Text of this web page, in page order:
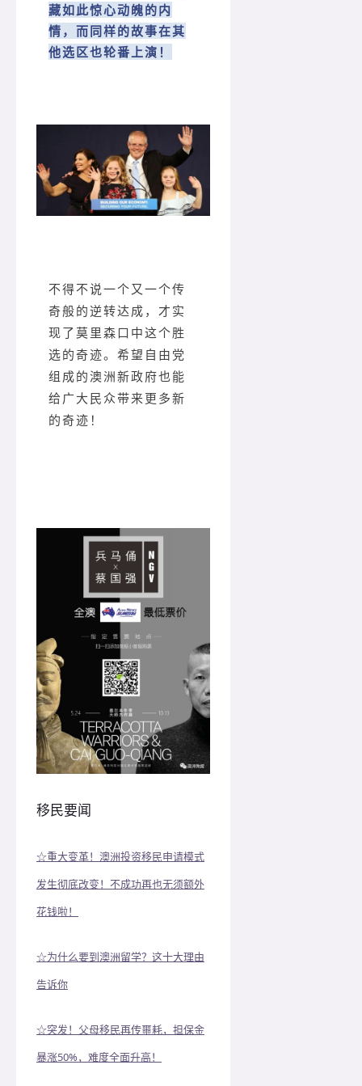
藏如此惊心动魄的内
情，而同样的故事在其
他选区也轮番上演！
不得不说一个又一个传
奇般的逆转达成，才实
现了莫里森口中这个胜
选的奇迹。希望自由党
组成的澳洲新政府也能
给广大民众带来更多新
的奇迹！
移民要闻
☆重大变革！澳洲投资移民申请模式
发生彻底改变！不成功再也无须额外
花钱啦！
☆为什么要到澳洲留学？这十大理由
告诉你
☆突发！父母移民再传噩耗，担保金
暴涨50%，难度全面升高！